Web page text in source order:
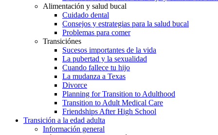
Alimentación y salud bucal
Cuidado dental
Consejos y estrategias para la salud bucal
Problemas para comer
Transiciónes
Sucesos importantes de la vida
La pubertad y la sexualidad
Cuando fallece tu hijo
La mudanza a Texas
Divorce
Planning for Transition to Adulthood
Transition to Adult Medical Care
Friendships After High School
Transición a la edad adulta
Información general